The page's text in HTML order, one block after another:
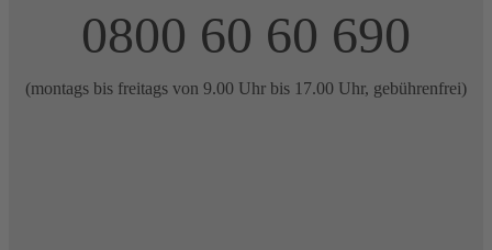
0800 60 60 690
(montags bis freitags von 9.00 Uhr bis 17.00 Uhr, gebührenfrei)